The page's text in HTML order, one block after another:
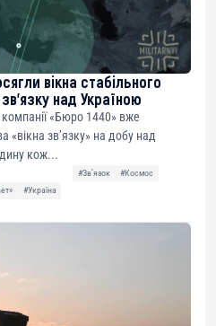
вікна стабільного
над Україною
компанії «Бюро 1440» вже
зв’язку» на добу над
кож...
#Звʼязок
#Космос
#Україна